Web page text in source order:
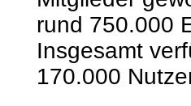
rund 750.000
Insgesamt
170.000